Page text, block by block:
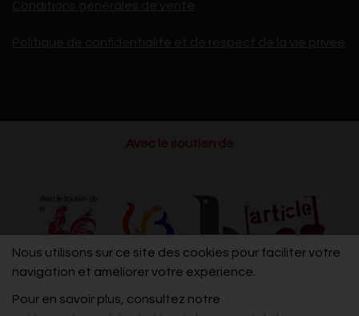
Nous utilisons sur ce site des cookies pour faciliter votre
navigation et améliorer votre expérience.
Pour en savoir plus, consultez notre
Avec le soutien de